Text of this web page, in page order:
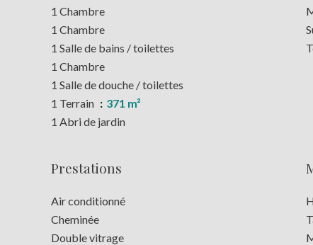
1 Chambre
1 Chambre
1 Salle de bains / toilettes
1 Chambre
1 Salle de douche / toilettes
1 Terrain
371 m²
1 Abri de jardin
Prestations
Air conditionné
Cheminée
Double vitrage